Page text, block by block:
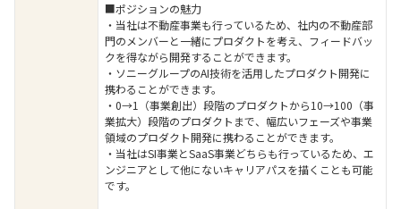
■ポジションの魅力
・当社は不動産事業も行っているため、社内の不動産部
門のメンバーと一緒にプロダクトを考え、フィードバッ
クを得ながら開発することができます。
・ソニーグループのAI技術を活用したプロダクト開発に
携わることができます。
・0→1（事業創出）段階のプロダクトから10→100（事
業拡大）段階のプロダクトまで、幅広いフェーズや事業
領域のプロダクト開発に携わることができます。
・当社はSI事業とSaaS事業どちらも行っているため、エ
ンジニアとして他にないキャリアパスを描くことも可能
です。